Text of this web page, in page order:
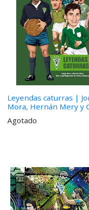
Leyendas caturras |
Mora, Hernán Mery y
Agotado